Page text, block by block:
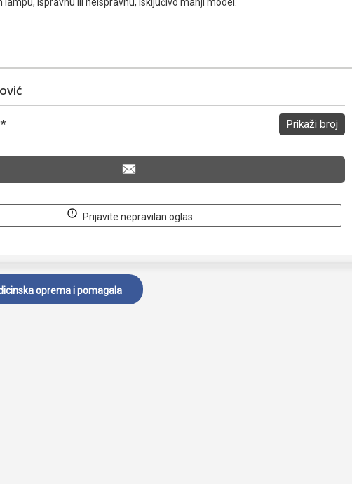
Prikaži broj
Prijavite nepravilan oglas
oprema i pomagala